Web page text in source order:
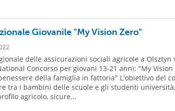
Giovanile "My Vision Zero"
delle assicurazioni sociali agricole a Olsztyn
Concorso per giovani 13-21 anni: "My Vision
della famiglia in fattoria" L'obiettivo del
tra i bambini delle scuole e gli studenti
agricolo, sicure...